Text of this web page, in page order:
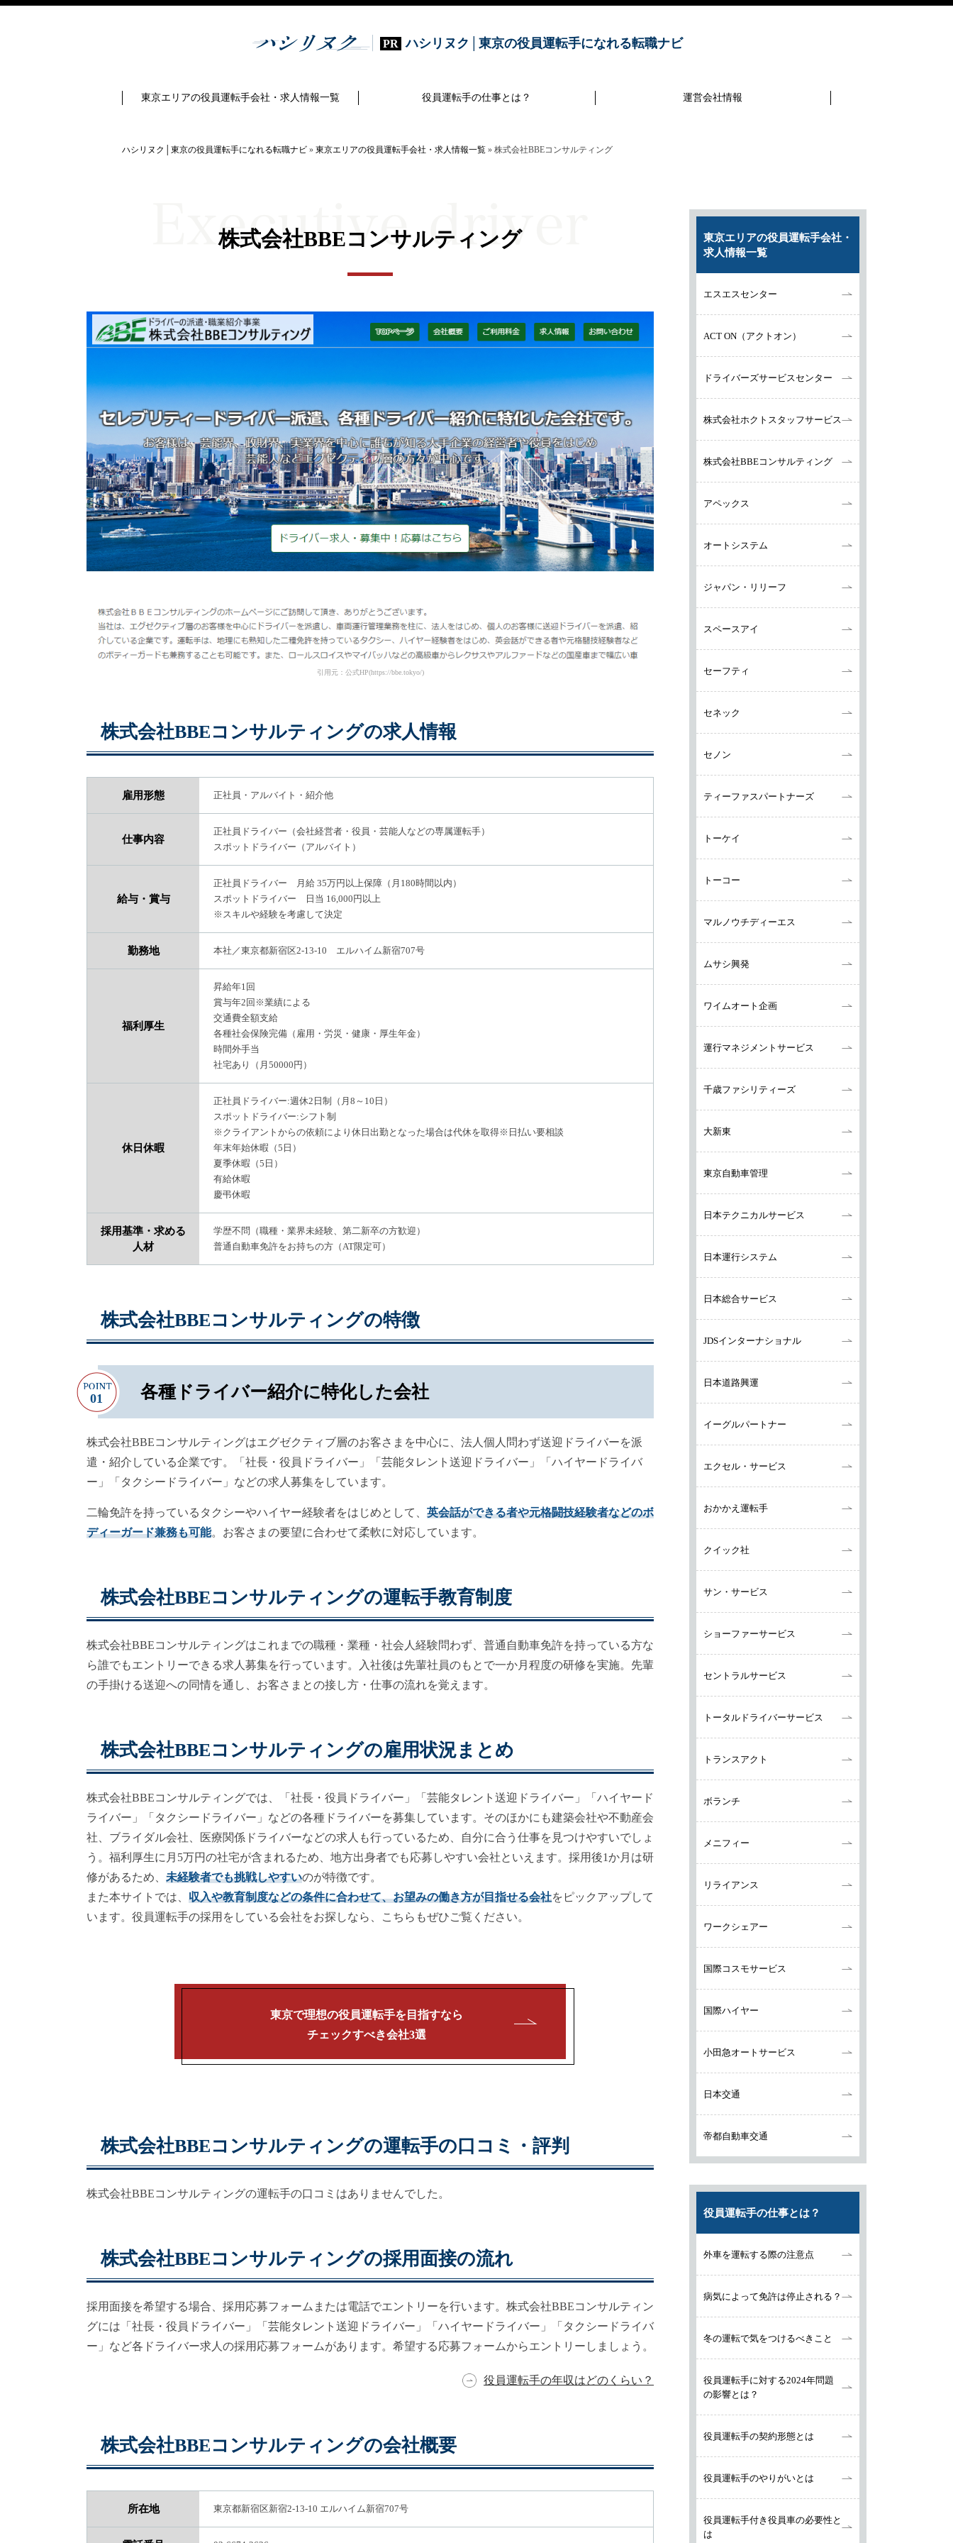
ハシリヌク│東京の役員運転手になれる転職ナビ
東京エリアの役員運転手会社・求人情報一覧 役員運転手の仕事とは？ 運営会社情報
ハシリヌク│東京の役員運転手になれる転職ナビ » 東京エリアの役員運転手会社・求人情報一覧 » 株式会社BBEコンサルティング
株式会社BBEコンサルティング
引用元：公式HP(https://bbe.tokyo/)
株式会社BBEコンサルティングの求人情報
雇用形態 正社員・アルバイト・紹介他
仕事内容
正社員ドライバー（会社経営者・役員・芸能人などの専属運転手）
スポットドライバー（アルバイト）
給与・賞与
正社員ドライバー 月給 35万円以上保障（月180時間以内）
スポットドライバー 日当 16,000円以上
※スキルや経験を考慮して決定
勤務地 本社／東京都新宿区2-13-10 エルハイム新宿707号
福利厚生
昇給年1回
賞与年2回※業績による
交通費全額支給
各種社会保険完備（雇用・労災・健康・厚生年金）
時間外手当
社宅あり（月50000円）
休日休暇
正社員ドライバー:週休2日制（月8～10日）
スポットドライバー:シフト制
※クライアントからの依頼により休日出勤となった場合は代休を取得※日払い要相談
年末年始休暇（5日）
夏季休暇（5日）
有給休暇
慶弔休暇
採用基準・求める
人材
学歴不問（職種・業界未経験、第二新卒の方歓迎）
普通自動車免許をお持ちの方（AT限定可）
株式会社BBEコンサルティングの特徴
各種ドライバー紹介に特化した会社
株式会社BBEコンサルティングはエグゼクティブ層のお客さまを中心に、法人個人問わず送迎ドライバーを派
遣・紹介している企業です。「社長・役員ドライバー」「芸能タレント送迎ドライバー」「ハイヤードライバ
ー」「タクシードライバー」などの求人募集をしています。
二輪免許を持っているタクシーやハイヤー経験者をはじめとして、 英会話ができる者や元格闘技経験者などのボ
ディーガード兼務も可能。お客さまの要望に合わせて柔軟に対応しています。
株式会社BBEコンサルティングの運転手教育制度
株式会社BBEコンサルティングはこれまでの職種・業種・社会人経験問わず、普通自動車免許を持っている方な
ら誰でもエントリーできる求人募集を行っています。入社後は先輩社員のもとで一か月程度の研修を実施。先輩
の手掛ける送迎への同情を通し、お客さまとの接し方・仕事の流れを覚えます。
株式会社BBEコンサルティングの雇用状況まとめ
株式会社BBEコンサルティングでは、「社長・役員ドライバー」「芸能タレント送迎ドライバー」「ハイヤード
ライバー」「タクシードライバー」などの各種ドライバーを募集しています。そのほかにも建築会社や不動産会
社、ブライダル会社、医療関係ドライバーなどの求人も行っているため、自分に合う仕事を見つけやすいでしょ
う。福利厚生に月5万円の社宅が含まれるため、地方出身者でも応募しやすい会社といえます。採用後1か月は研
修があるため、 未経験者でも挑戦しやすいのが特徴です。
また本サイトでは、 収入や教育制度などの条件に合わせて、お望みの働き方が目指せる会社をピックアップして
います。役員運転手の採用をしている会社をお探しなら、こちらもぜひご覧ください。
東京で理想の役員運転手を目指すなら
チェックすべき会社3選
株式会社BBEコンサルティングの運転手の口コミ・評判
株式会社BBEコンサルティングの運転手の口コミはありませんでした。
株式会社BBEコンサルティングの採用面接の流れ
採用面接を希望する場合、採用応募フォームまたは電話でエントリーを行います。株式会社BBEコンサルティン
グには「社長・役員ドライバー」「芸能タレント送迎ドライバー」「ハイヤードライバー」「タクシードライバ
ー」など各ドライバー求人の採用応募フォームがあります。希望する応募フォームからエントリーしましょう。
役員運転手の年収はどのくらい？
株式会社BBEコンサルティングの会社概要
所在地 東京都新宿区新宿2-13-10 エルハイム新宿707号
東京エリアの役員運転手会社・
求人情報一覧
エスエスセンター
ACT ON（アクトオン）
ドライバーズサービスセンター
株式会社ホクトスタッフサービス
株式会社BBEコンサルティング
アペックス
オートシステム
ジャパン・リリーフ
スペースアイ
セーフティ
セネック
セノン
ティーファスパートナーズ
トーケイ
トーコー
マルノウチディーエス
ムサシ興発
ワイムオート企画
運行マネジメントサービス
千歳ファシリティーズ
大新東
東京自動車管理
日本テクニカルサービス
日本運行システム
日本総合サービス
JDSインターナショナル
日本道路興運
イーグルパートナー
エクセル・サービス
おかかえ運転手
クイック社
サン・サービス
ショーファーサービス
セントラルサービス
トータルドライバーサービス
トランスアクト
ボランチ
メニフィー
リライアンス
ワークシェアー
国際コスモサービス
国際ハイヤー
小田急オートサービス
日本交通
帝都自動車交通
役員運転手の仕事とは？
外車を運転する際の注意点
病気によって免許は停止される？
冬の運転で気をつけるべきこと
役員運転手に対する2024年問題
の影響とは？
役員運転手の契約形態とは
役員運転手のやりがいとは
役員運転手付き役員車の必要性と
は